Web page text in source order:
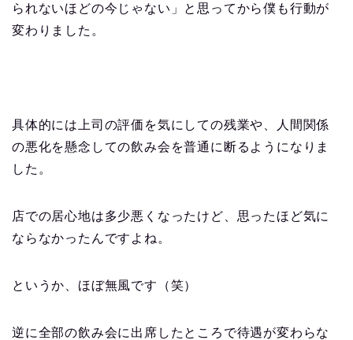
られないほどの今じゃない」と思ってから僕も行動が
変わりました。
具体的には上司の評価を気にしての残業や、人間関係
の悪化を懸念しての飲み会を普通に断るようになりま
した。
店での居心地は多少悪くなったけど、思ったほど気に
ならなかったんですよね。
というか、ほぼ無風です（笑）
逆に全部の飲み会に出席したところで待遇が変わらな